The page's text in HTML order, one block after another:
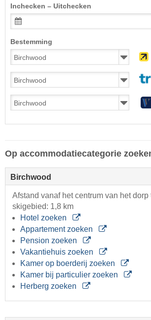
Inchecken – Uitchecken
Bestemming
Op accommodatiecategorie
Birchwood
Afstand vanaf het centrum van het dorp
skigebied: 1,8 km
Hotel zoeken
Appartement zoeken
Pension zoeken
Vakantiehuis zoeken
Kamer op boerderij zoeken
Kamer bij particulier zoeken
Herberg zoeken